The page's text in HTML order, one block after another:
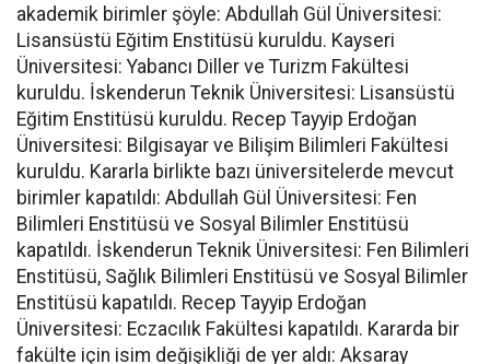
akademik birimler şöyle: Abdullah Gül Üniversitesi:
Lisansüstü Eğitim Enstitüsü kuruldu. Kayseri
Üniversitesi: Yabancı Diller ve Turizm Fakültesi
kuruldu. İskenderun Teknik Üniversitesi: Lisansüstü
Eğitim Enstitüsü kuruldu. Recep Tayyip Erdoğan
Üniversitesi: Bilgisayar ve Bilişim Bilimleri Fakültesi
kuruldu. Kararla birlikte bazı üniversitelerde mevcut
birimler kapatıldı: Abdullah Gül Üniversitesi: Fen
Bilimleri Enstitüsü ve Sosyal Bilimler Enstitüsü
kapatıldı. İskenderun Teknik Üniversitesi: Fen Bilimleri
Enstitüsü, Sağlık Bilimleri Enstitüsü ve Sosyal Bilimler
Enstitüsü kapatıldı. Recep Tayyip Erdoğan
Üniversitesi: Eczacılık Fakültesi kapatıldı. Kararda bir
fakülte için isim değişikliği de yer aldı: Aksaray